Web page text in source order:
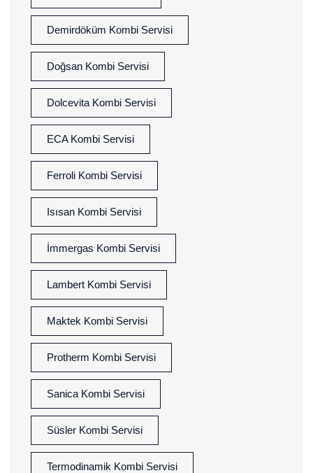
Demirdöküm Kombi Servisi
Doğsan Kombi Servisi
Dolcevita Kombi Servisi
ECA Kombi Servisi
Ferroli Kombi Servisi
Isısan Kombi Servisi
İmmergas Kombi Servisi
Lambert Kombi Servisi
Maktek Kombi Servisi
Protherm Kombi Servisi
Sanica Kombi Servisi
Süsler Kombi Servisi
Termodinamik Kombi Servisi